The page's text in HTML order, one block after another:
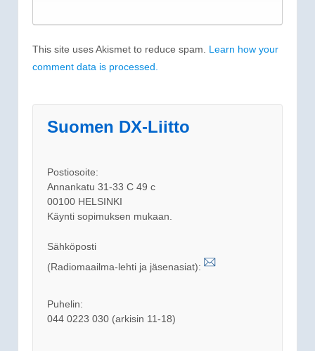
This site uses Akismet to reduce spam. Learn how your
comment data is processed.
Suomen DX-Liitto
Postiosoite:
Annankatu 31-33 C 49 c
00100 HELSINKI
Käynti sopimuksen mukaan.
Sähköposti
(Radiomaailma-lehti ja jäsenasiat):
Puhelin:
044 0223 030 (arkisin 11-18)